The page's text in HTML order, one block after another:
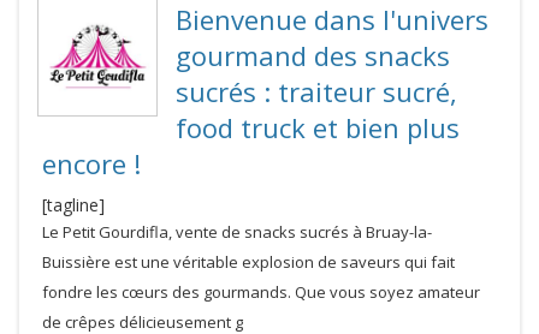
Bienvenue dans l'univers
gourmand des snacks
sucrés : traiteur sucré,
food truck et bien plus
encore !
[tagline]
Le Petit Gourdifla, vente de snacks sucrés à Bruay-la-
Buissière est une véritable explosion de saveurs qui fait
fondre les cœurs des gourmands. Que vous soyez amateur
de crêpes délicieusement g